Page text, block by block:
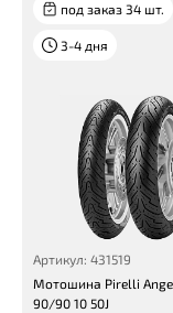
под заказ 34 шт.
3-4 дня
Артикул: 431519
Мотошина Pirelli
90/90 10 50J